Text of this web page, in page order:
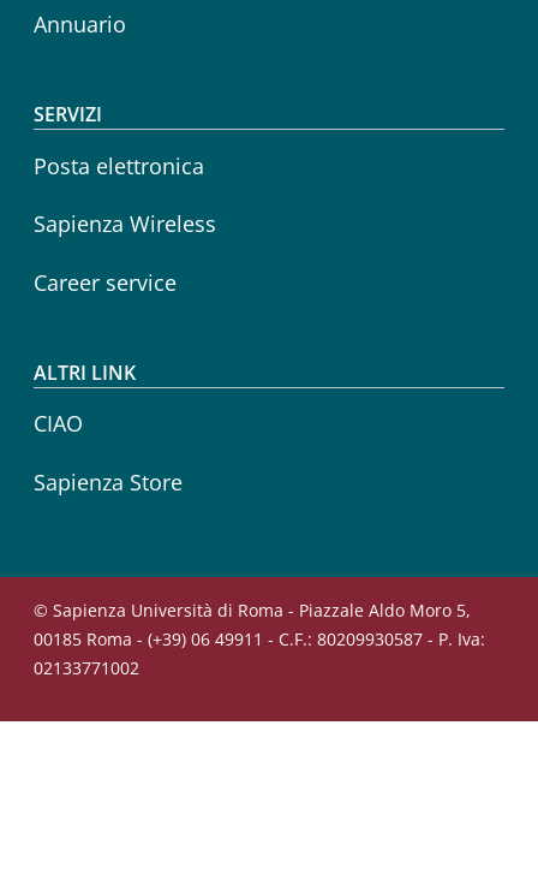
Annuario
SERVIZI
Posta elettronica
Sapienza Wireless
Career service
ALTRI LINK
CIAO
Sapienza Store
© Sapienza Università di Roma - Piazzale Aldo Moro 5,
00185 Roma - (+39) 06 49911 - C.F.: 80209930587 - P. Iva:
02133771002